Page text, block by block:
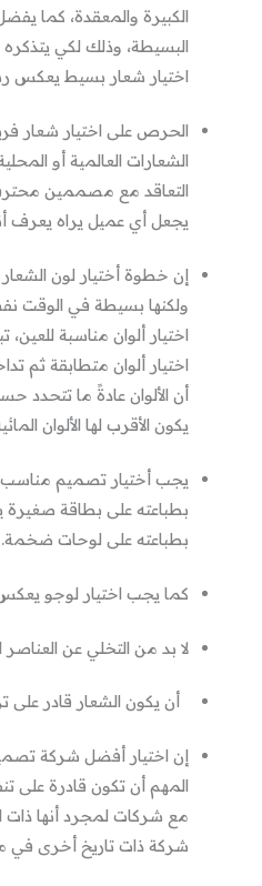
الكبيرة والمعقدة، كما
البسيطة، وذلك لكي
اختيار شعار بسيط يعكس
الحرص على اختيار شعار
الشعارات العالمية أو
التعاقد مع مصممين
يجعل أي عميل يراه يعرف
إن خطوة أختيار لون
ولكنها بسيطة في الوقت
اختيار ألوان مناسبة
اختيار ألوان متطابقة ثم
أن الألوان عادةً ما تتحدد
يكون الأقرب لها الألوان
يجب أختيار تصميم مناسب
بطباعته على بطاقة
بطباعته على لوحات ضخمة.
كما يجب اختيار لوجو
لا بد من التخلي عن
أن يكون الشعار قادر على
إن اختيار أفضل شركة
المهم أن تكون قادرة على
مع شركات لمجرد أنها ذات
شركة ذات تاريخ أخرى في